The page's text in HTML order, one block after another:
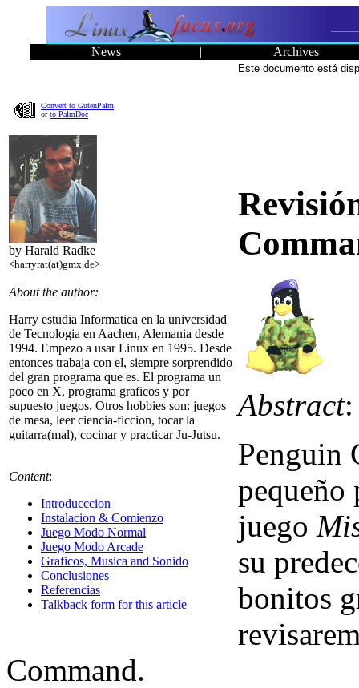
News | Archives
Este documento está
Convert to GutenPalm
orto PalmDoc
by Harald Radke
<harryrat(at)gmx.de>
About the author:
Harry estudia Informatica en la universidad
de Tecnologia en Aachen, Alemania desde
1994. Empezo a usar Linux en 1995. Desde
entonces trabaja con el, siempre sorprendido
del gran programa que es. El programa un
poco en X, programa graficos y por
supuesto juegos. Otros hobbies son: juegos
de mesa, leer ciencia-ficcion, tocar la
guitarra(mal), cocinar y practicar Ju-Jutsu.
Content:
Introducccion
Instalacion & Comienzo
Juego Modo Normal
Juego Modo Arcade
Graficos, Musica and Sonido
Conclusiones
Referencias
Talkback form for this article
Abstract:
Penguin
pequeño
juego
su
bonitos
Command.